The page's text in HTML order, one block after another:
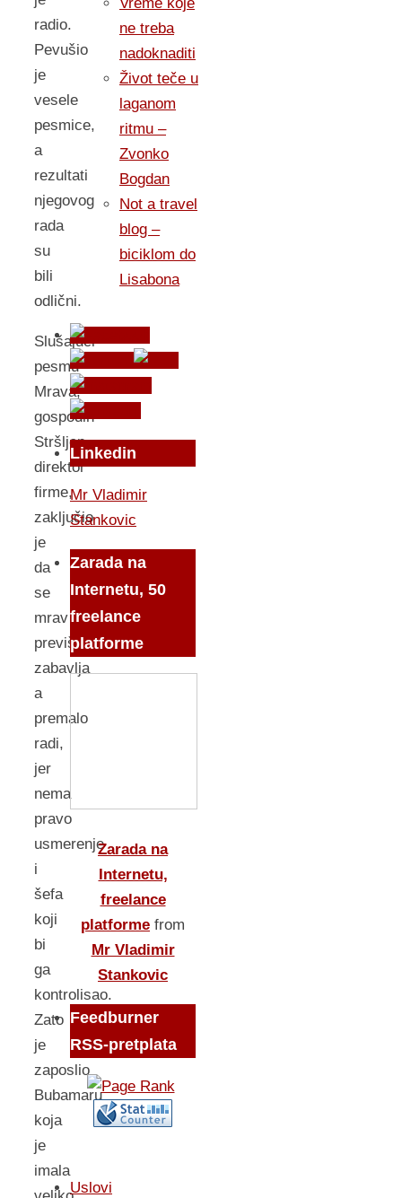
radio.
Pevušio
je
vesele
pesmice,
a
rezultati
njegovog
rada
su
bili
odlični.
Slušajući
pesmu
Mrava,
gospodin
Stršljen,
direktor
firme,
zaključio
je
da
se
mrav
previše
zabavlja
a
premalo
radi,
jer
nema
pravo
usmerenje
i
šefa
koji
bi
ga
kontrolisao.
Zato
je
zaposlio
Bubamaru
koja
je
imala
ne treba
nadoknaditi
Život teče u
laganom
ritmu –
Zvonko
Bogdan
Not a travel
blog –
biciklom do
Lisabona
Linkedin
Mr Vladimir
Stankovic
Zarada na
Internetu, 50
freelance
platforme
Zarada na
Internetu,
freelance
platforme from
Mr Vladimir
Stankovic
Feedburner
RSS-pretplata
Uslovi